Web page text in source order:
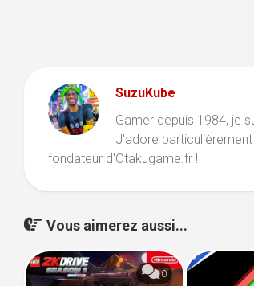
SuzuKube
Gamer depuis 1984, je
J'adore
fondateur d'Otakugame.fr !
Vous aimerez aussi...
0